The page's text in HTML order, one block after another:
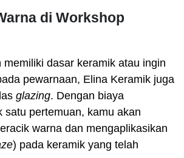
di Workshop
memiliki dasar keramik atau ingin
pewarnaan, Elina Keramik juga
glazing. Dengan biaya
satu pertemuan, kamu akan
warna dan mengaplikasikan
) pada keramik yang telah